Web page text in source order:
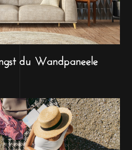
du Wandpaneele